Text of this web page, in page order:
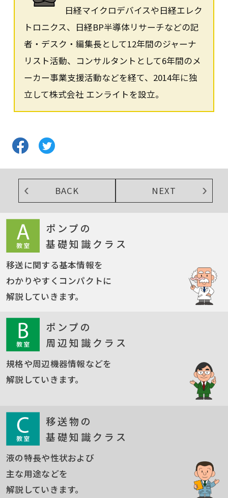
日経マイクロデバイスや日経エレク
トロニクス、日経BP半導体リサーチなどの記
者・デスク・編集長として12年間のジャーナ
リスト活動、コンサルタントとして6年間のメ
ーカー事業支援活動などを経て、2014年に独
立して株式会社 エンライトを設立。
BACK NEXT
ポンプの
基礎知識クラス
移送に関する基本情報を
わかりやすくコンパクトに
解説していきます。
ポンプの
周辺知識クラス
規格や周辺機器情報などを
解説していきます。
移送物の
基礎知識クラス
液の特長や性状および
主な用途などを
解説していきます。